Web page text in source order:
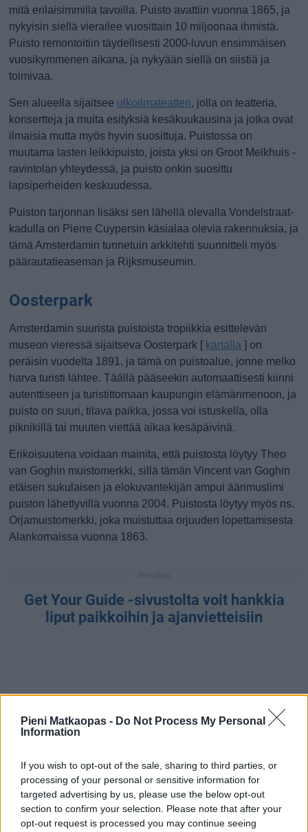
Pieni Matkaopas - Do Not Process My Personal
Information
If you wish to opt-out of the sale, sharing to third parties, or
processing of your personal or sensitive information for
targeted advertising by us, please use the below opt-out
section to confirm your selection. Please note that after your
opt-out request is processed you may continue seeing
mitä erilaisimmilla tavoilla. Puisto avattiin vuonna 1865, ja
nykyisin siellä vierailee vuosittain 10 miljoonaa ihmistä.
Puisto remontoitiin täydellisesti 2000-luvun ensimmäisen
vuosikymmenen aikana, ja nykyään siellä on siistiä ja
toimivaa.
Sen alueella sijaitsee ulkoilmateatteri, jolla on teatteria,
konsertteja ja muita esityksiä kesäkuukausina ja jotka ovat
ilmaisia mutta myös hyvin suosittuja. Puistossa on
muutama lasten leikkipuisto, joista yksi on Groot Melkhuis -
ravintolan yhteydessä, ja puisto onkin suosittu
lapsiperheiden keskuudessa.
Puiston tarjonnan lisäksi sen lähellä olevalla Vondelstraat-
kadulla on Pierre Cuypersin käsialaa olevia rakennuksia, ja
tämä Amsterdamin tunnetuin arkkitehti suunnitteli myös
päärautatieaseman ja Rijksmuseumin.
Oosterpark
Amsterdamin suurista puistoista tropiikkia esittelevän
museon vieressä sijaitseva Oosterpark [ kartalla ] on
peräisin vuodelta 1891, ja tämä on puistoalue, jonne melko
harva turisti lähtee. Täällä pääseekin automaattisesti kiinni
autenttiseen ja turistittomaan kaupungin elämänmenoon, ja
puisto on suuri, tilava paikka, jossa voi istuskella, olla
piknikillä tai muuten viettää aikaa kesäpäivinä.
Erikoisuutena voidaan mainita, että puistosta löytyy Theo
van Goghin muistomerkki, sillä tämän Vincent van Goghin
etäisen sukulaisen ja elokuvantekijän ampui äärimuslimi
puiston lähettyvillä vuonna 2004. Puistosta löytyy myös ns.
Orjamuistomerkki, joka muistuttaa orjuuden lopettamisesta
Alankomaissa vuonna 1863.
Get Your Guide -sivustolta voit hankkia
liput paikkoihin ja ajanvietteisiin